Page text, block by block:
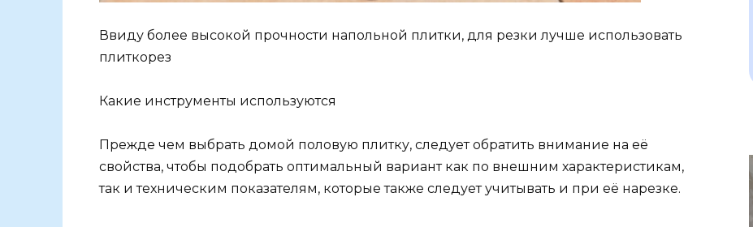
Ввиду более высокой прочности напольной плитки, для резки лучше использовать
плиткорез
Какие инструменты используются
Прежде чем выбрать домой половую плитку, следует обратить внимание на её
свойства, чтобы подобрать оптимальный вариант как по внешним характеристикам,
так и техническим показателям, которые также следует учитывать и при её нарезке.